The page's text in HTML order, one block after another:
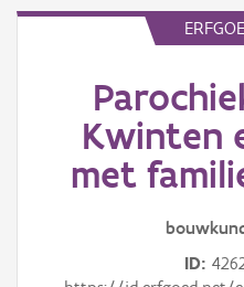
Erfgoedobject
Aanduidingsobject
Waarneming
Kwinten
met
ID